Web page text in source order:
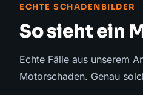
ECHTE SCHADENBILDER
So sieht ein
Echte Fälle aus unserem
Motorschaden. Genau